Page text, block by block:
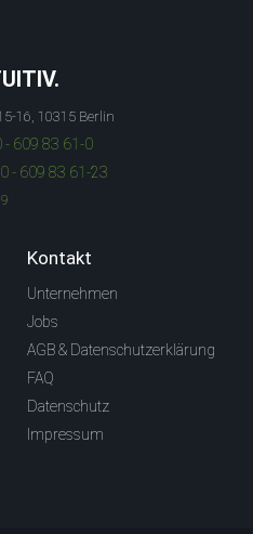
16, 10315 Berlin
- 609 83 61-0
- 609 83 61-23
Kontakt
Unternehmen
Jobs
AGB & Datenschutzerklärung
FAQ
Datenschutz
Impressum